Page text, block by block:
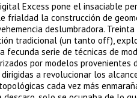
Excess pone el insaciable
frialdad la construcción de
deslumbradora.
tradicional (un tanto off),
fecunda serie de técnicas de
por modelos
dirigidas a revolucionar los
cada vez más